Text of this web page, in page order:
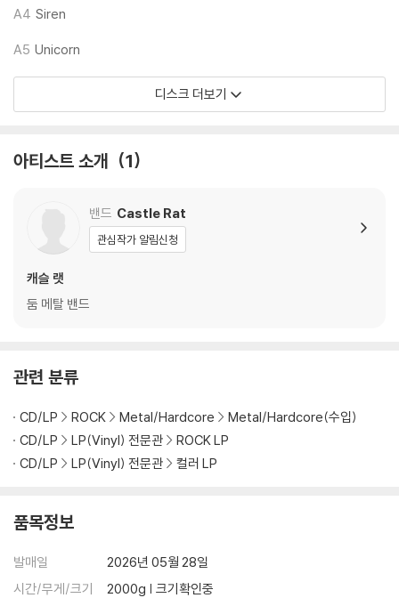
3) 바늘에 먼지가 쌓이는 경우에도 재생이 원활하지 않을 수 있습니다.
※ 디스크 외관 불량
1) 열을 가하여 제작하는 바이닐 공정 특성상 디스크 표면이 미세하게 울
렁거리거나 휘어지는 경우가 있습니다.
2) 재생 음역의 왜곡을 최소화 하고 반복 재생시에도 최대한 일관되게 유
블 스핀들에 맞지 않는 경우에는 전용 제품 등을 이용하여 센터 홀을 조정
하시면 해결됩니다.
3) 디스크에 미세한 잔 흠집이 남아있거나 인쇄 면이 깨끗하지 않은 경우
가 있으며, 이는 상품의 불량이 아닙니다. 단, 재생에 이상이 있는 경우에는
불량으로 인한 반품/교환이 가능합니다
다.
2) 컬러 디스크의 특성상 제작 공정시 앨범마다 색상 차이가 나는 경우도
있습니다.
3) 컬러 디스크는 제작 과정에서 다른 색상 염료가 섞여 얼룩과 번짐, 반점
※ 반품/교환 안내
상을 요청할 수 있으며, 동영상이 없는 경우 반품/교환이 제한될 수 있습니
다.
A4 Siren
A5 Unicorn
디스크 더보기
아티스트 소개 1
밴드 Castle Rat
관심작가 알림신청
캐슬 랫
둠 메탈 밴드
관련 분류
CD/LP ROCK Metal/Hardcore
Metal/Hardcore(수입)
CD/LP
LP(Vinyl) 전문관
ROCK LP
CD/LP
LP(Vinyl) 전문관 컬러 LP
품목정보
발매일
2026년 05월 28일
시간/무게/크기
2000g | 크기확인중